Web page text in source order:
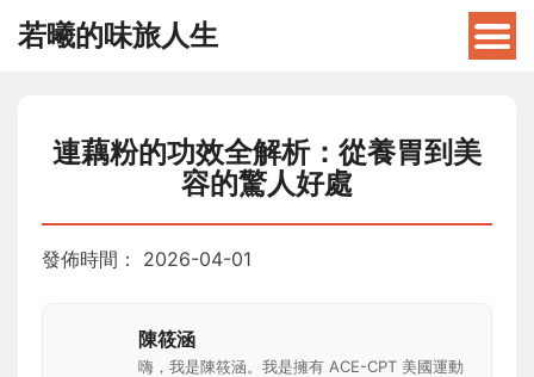
若曦的味旅人生
連藕粉的功效全解析：從養胃到美
容的驚人好處
發佈時間： 2026-04-01
陳筱涵
嗨，我是陳筱涵。我是擁有 ACE-CPT 美國運動